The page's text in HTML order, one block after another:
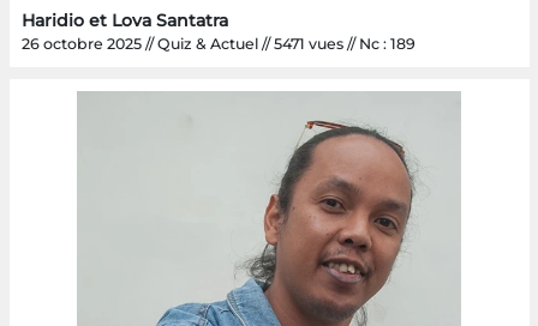
Haridio et Lova Santatra
26 octobre 2025 // Quiz & Actuel // 5471 vues // Nc : 189